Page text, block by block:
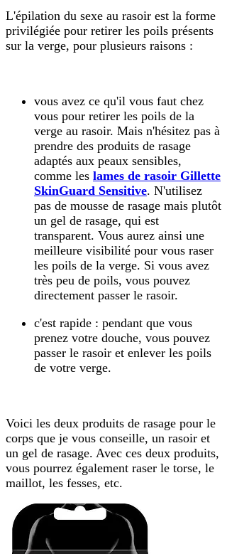
L'épilation du sexe au rasoir est la forme
privilégiée pour retirer les poils présents
sur la verge, pour plusieurs raisons :
vous avez ce qu'il vous faut chez
vous pour retirer les poils de la
verge au rasoir. Mais n'hésitez pas à
prendre des produits de rasage
adaptés aux peaux sensibles,
comme les lames de rasoir Gillette
SkinGuard Sensitive. N'utilisez
pas de mousse de rasage mais plutôt
un gel de rasage, qui est
transparent. Vous aurez ainsi une
meilleure visibilité pour vous raser
les poils de la verge. Si vous avez
très peu de poils, vous pouvez
directement passer le rasoir.
c'est rapide : pendant que vous
prenez votre douche, vous pouvez
passer le rasoir et enlever les poils
de votre verge.
Voici les deux produits de rasage pour le
corps que je vous conseille, un rasoir et
un gel de rasage. Avec ces deux produits,
vous pourrez également raser le torse, le
maillot, les fesses, etc.